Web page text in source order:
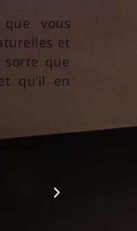
vous
et
sorte que
qu’il en